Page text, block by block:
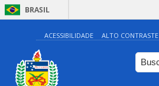
BRASIL
ACESSIBILIDADE ALTO CONTRASTE